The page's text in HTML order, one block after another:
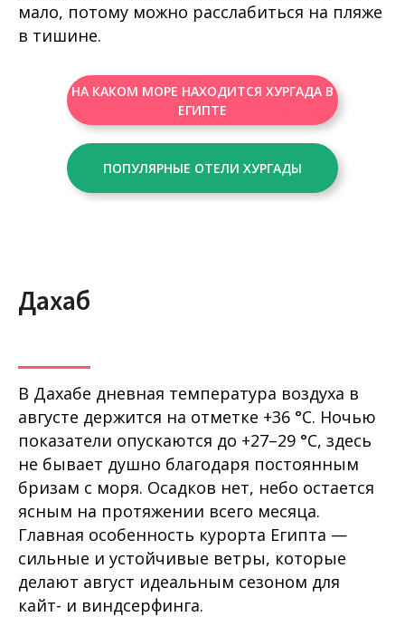
мало, потому можно расслабиться на пляже
в тишине.
НА КАКОМ МОРЕ НАХОДИТСЯ ХУРГАДА В
ЕГИПТЕ
ПОПУЛЯРНЫЕ ОТЕЛИ ХУРГАДЫ
Дахаб
В Дахабе дневная температура воздуха в
августе держится на отметке +36 °C. Ночью
показатели опускаются до +27–29 °C, здесь
не бывает душно благодаря постоянным
бризам с моря. Осадков нет, небо остается
ясным на протяжении всего месяца.
Главная особенность курорта Египта —
сильные и устойчивые ветры, которые
делают август идеальным сезоном для
кайт- и виндсерфинга.